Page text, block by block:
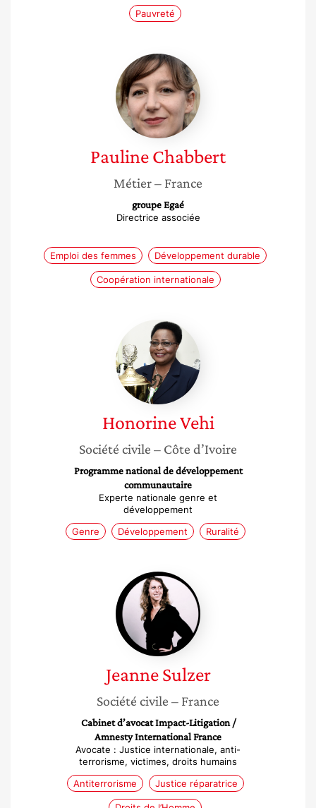
Pauvreté
Pauline
Chabbert
PaulineChabbert
Métier– France
groupe Egaé
Directrice associée
Emploi des femmes Développement durable
Coopération internationale
Honorine
Vehi
HonorineVehi
Société civile – Côte d’Ivoire
Programme national de développement
communautaire
Experte nationale genre et
développement
Genre
Développement Ruralité
Jeanne
Sulzer
Jeanne Sulzer
Société civile – France
Cabinet d’avocat Impact-Litigation /
Amnesty International France
Avocate : Justice internationale, anti-
terrorisme, victimes, droits humains
Antiterrorisme
Justice réparatrice